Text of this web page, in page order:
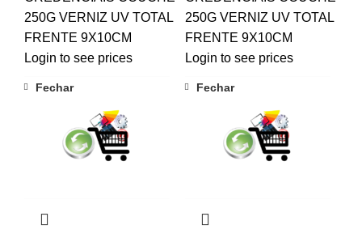
250G VERNIZ UV TOTAL
FRENTE 9X10CM
Login to see prices
250G VERNIZ UV TOTAL
FRENTE 9X10CM
Login to see prices
Fechar Fechar